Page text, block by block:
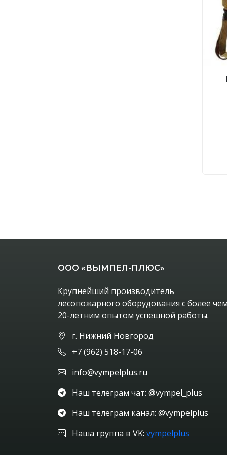
ООО «ВЫМПЕЛ-ПЛЮС»
Крупнейший производитель
лесопожарного оборудования с более
20-летним опытом успешной работы.
г. Нижний Новгород
+7 (962) 518-17-06
info@vympelplus.ru
Наш телеграм чат: @vympel_plus
Наш телеграм канал: @vympelplus
Наша группа в VK: vympelplus